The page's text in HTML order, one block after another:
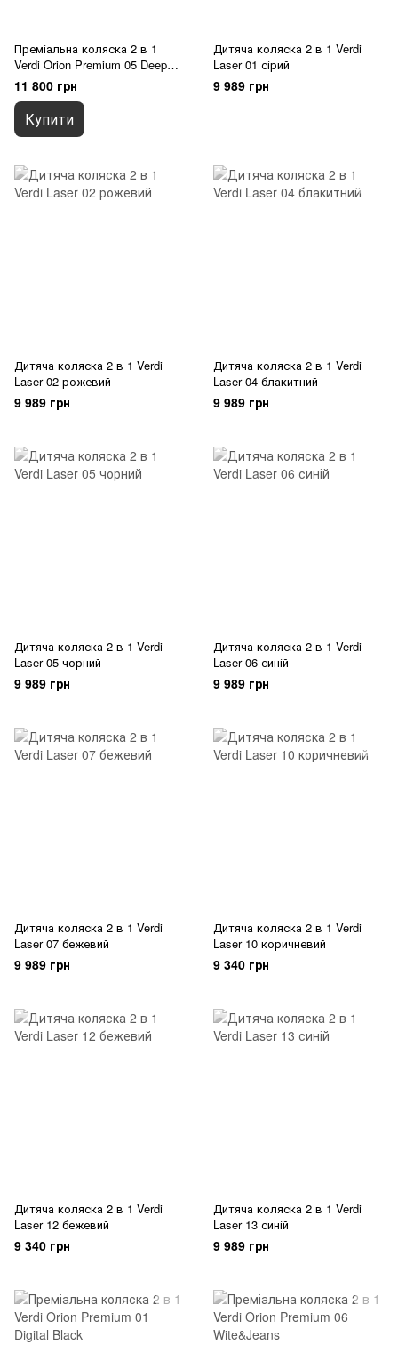
Преміальна коляска 2 в 1
Verdi Orion Premium 05 Deep
Blue
11 800 грн
Купити
Дитяча коляска 2 в 1 Verdi
Laser 01 сірий
9 989 грн
Дитяча коляска 2 в 1 Verdi
Laser 02 рожевий
9 989 грн
Дитяча коляска 2 в 1 Verdi
Laser 04 блакитний
9 989 грн
Дитяча коляска 2 в 1 Verdi
Laser 05 чорний
9 989 грн
Дитяча коляска 2 в 1 Verdi
Laser 06 синій
9 989 грн
Дитяча коляска 2 в 1 Verdi
Laser 07 бежевий
9 989 грн
Дитяча коляска 2 в 1 Verdi
Laser 10 коричневий
9 340 грн
Дитяча коляска 2 в 1 Verdi
Laser 12 бежевий
9 340 грн
Дитяча коляска 2 в 1 Verdi
Laser 13 синій
9 989 грн